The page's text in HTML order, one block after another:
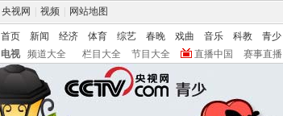
央视网 视频 网站地图
首页 新闻 经济 体育 综艺 春晚 戏曲 音乐 科教 青少
电视
频道大全 栏目大全 节目大全 直播中国 赛事直播